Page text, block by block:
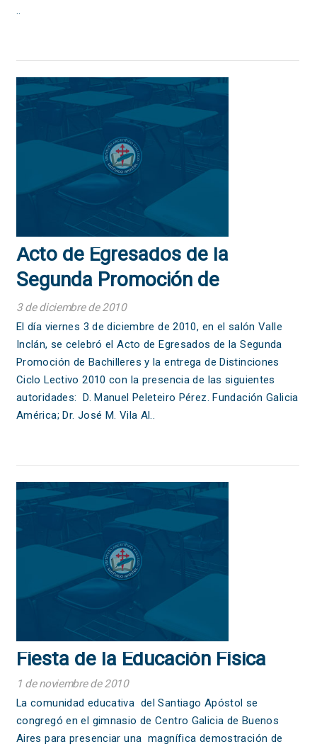
..
Acto de Egresados de la
Segunda Promoción de
Bachilleres y entrega de
Distinciones Ciclo Lectivo 2010
3 de diciembre de 2010
El día viernes 3 de diciembre de 2010, en el salón Valle
Inclán, se celebró el Acto de Egresados de la Segunda
Promoción de Bachilleres y la entrega de Distinciones
Ciclo Lectivo 2010 con la presencia de las siguientes
autoridades: D. Manuel Peleteiro Pérez. Fundación Galicia
América; Dr. José M. Vila Al..
Fiesta de la Educación Física
1 de noviembre de 2010
La comunidad educativa del Santiago Apóstol se
congregó en el gimnasio de Centro Galicia de Buenos
Aires para presenciar una magnífica demostración de